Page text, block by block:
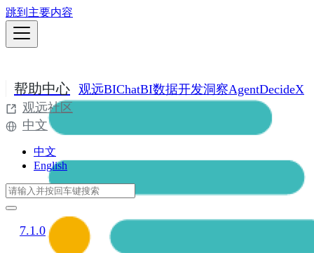
跳到主要内容
帮助中心 观远BIChatBI数据开发洞察AgentDecideX
观远社区
中文
中文
English
7.1.0